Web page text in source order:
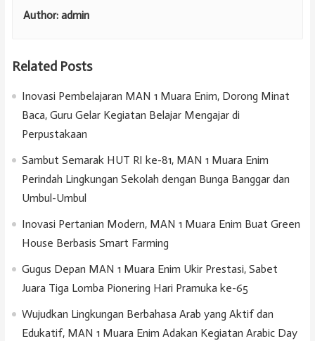
Author: admin
Related Posts
Inovasi Pembelajaran MAN 1 Muara Enim, Dorong Minat
Baca, Guru Gelar Kegiatan Belajar Mengajar di
Perpustakaan
Sambut Semarak HUT RI ke-81, MAN 1 Muara Enim
Perindah Lingkungan Sekolah dengan Bunga Banggar dan
Umbul-Umbul
Inovasi Pertanian Modern, MAN 1 Muara Enim Buat Green
House Berbasis Smart Farming
Gugus Depan MAN 1 Muara Enim Ukir Prestasi, Sabet
Juara Tiga Lomba Pionering Hari Pramuka ke-65
Wujudkan Lingkungan Berbahasa Arab yang Aktif dan
Edukatif, MAN 1 Muara Enim Adakan Kegiatan Arabic Day